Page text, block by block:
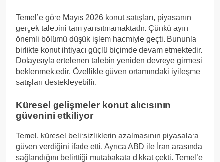
Temel’e göre Mayıs 2026 konut satışları, piyasanın
gerçek talebini tam yansıtmamaktadır. Çünkü ayın
önemli bölümü düşük işlem hacmiyle geçti. Bununla
birlikte konut ihtiyacı güçlü biçimde devam etmektedir.
Dolayısıyla ertelenen talebin yeniden devreye girmesi
beklenmektedir. Özellikle güven ortamındaki iyileşme
satışları destekleyebilir.
Küresel gelişmeler konut alıcısının
güvenini etkiliyor
Temel, küresel belirsizliklerin azalmasının piyasalara
güven verdiğini ifade etti. Ayrıca ABD ile İran arasında
sağlandığını belirttiği mutabakata dikkat çekti. Temel’e